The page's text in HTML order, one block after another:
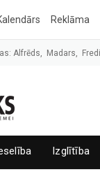
Reklāma
Alfrēds, Madars,
Izglītība